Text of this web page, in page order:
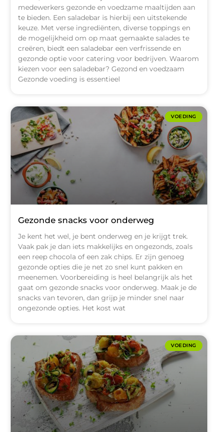
medewerkers gezonde en voedzame maaltijden aan
te bieden. Een saladebar is hierbij een uitstekende
keuze. Met verse ingrediënten, diverse toppings en
de mogelijkheid om op maat gemaakte salades te
creëren, biedt een saladebar een verfrissende en
gezonde optie voor catering voor bedrijven. Waarom
kiezen voor een saladebar? Gezond en voedzaam
Gezonde voeding is essentieel
VOEDING
Gezonde snacks voor onderweg
Je kent het wel, je bent onderweg en je krijgt trek.
Vaak pak je dan iets makkelijks en ongezonds, zoals
een reep chocola of een zak chips. Er zijn genoeg
gezonde opties die je net zo snel kunt pakken en
meenemen. Voorbereiding is heel belangrijk als het
gaat om gezonde snacks voor onderweg. Maak je de
snacks van tevoren, dan grijp je minder snel naar
ongezonde opties. Het kost wat
VOEDING